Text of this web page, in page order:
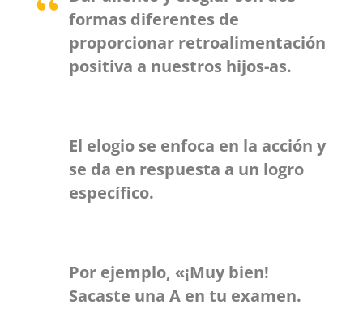
formas diferentes de
proporcionar retroalimentación
positiva a nuestros hijos-as.
El elogio se enfoca en la acción y
se da en respuesta a un logro
específico.
Por ejemplo, «¡Muy bien!
Sacaste una A en tu examen.